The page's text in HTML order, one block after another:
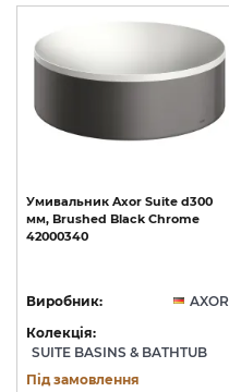
Умивальник Axor Suite d300
мм, Brushed Black Chrome
42000340
Виробник:
AXOR
Колекція:
SUITE BASINS & BATHTUB
Під замовлення